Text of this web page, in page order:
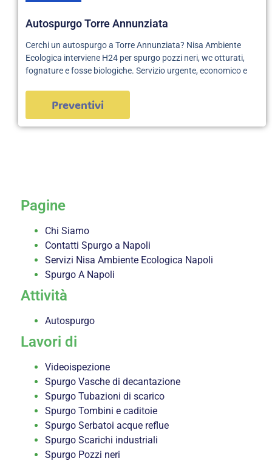
Autospurgo Torre Annunziata
Cerchi un autospurgo a Torre Annunziata? Nisa Ambiente
Ecologica interviene H24 per spurgo pozzi neri, wc otturati,
fognature e fosse biologiche. Servizio urgente, economico e
Preventivi
Pagine
Chi Siamo
Contatti Spurgo a Napoli
Servizi Nisa Ambiente Ecologica Napoli
Spurgo A Napoli
Attività
Autospurgo
Lavori di
Videoispezione
Spurgo Vasche di decantazione
Spurgo Tubazioni di scarico
Spurgo Tombini e caditoie
Spurgo Serbatoi acque reflue
Spurgo Scarichi industriali
Spurgo Pozzi neri